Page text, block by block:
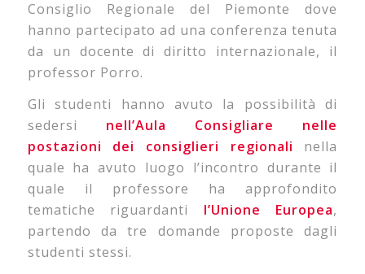
Consiglio Regionale del Piemonte dove
hanno partecipato ad una conferenza tenuta
da un docente di diritto internazionale, il
professor Porro.
Gli studenti hanno avuto la possibilità di
sedersi nell’Aula Consigliare nelle
postazioni dei consiglieri regionali nella
quale ha avuto luogo l’incontro durante il
quale il professore ha approfondito
tematiche riguardanti l’Unione Europea,
partendo da tre domande proposte dagli
studenti stessi.